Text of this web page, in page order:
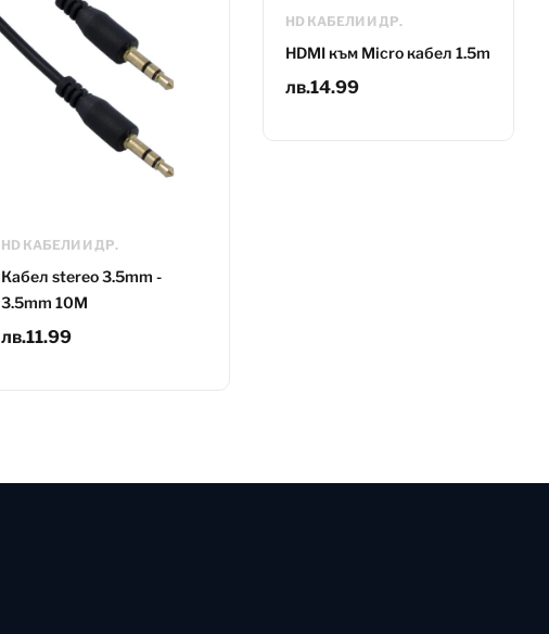
HD КАБЕЛИ И ДР.
Кабел stereo 3.5mm -
3.5mm 10M
лв.11.99
HD КАБЕЛИ И ДР.
HDMI към Micro кабел 1.5m
лв.14.99